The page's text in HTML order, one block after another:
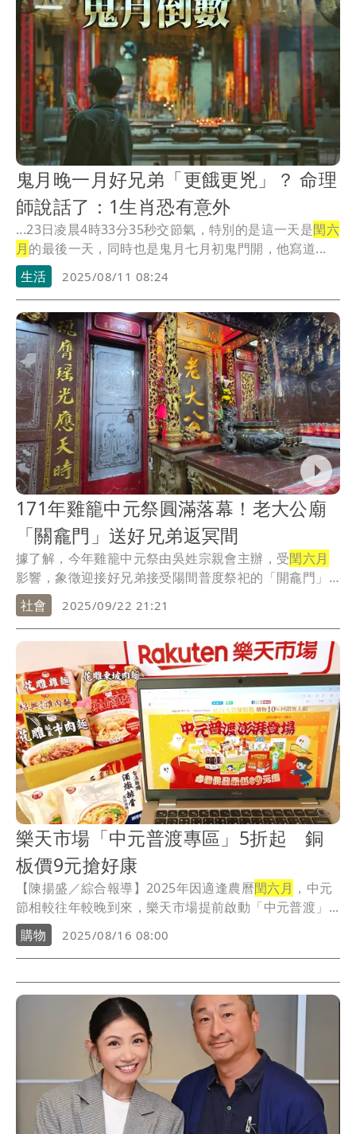
鬼月晚一月好兄弟「更餓更兇」？ 命理
師說話了：1生肖恐有意外
...23日凌晨4時33分35秒交節氣，特別的是這一天是閏六
月的最後一天，同時也是鬼月七月初鬼門開，他寫道...
生活
2025/08/11 08:24
171年雞籠中元祭圓滿落幕！老大公廟
「關龕門」送好兄弟返冥間
據了解，今年雞籠中元祭由吳姓宗親會主辦，受閏六月
影響，象徵迎接好兄弟接受陽間普度祭祀的「開龕門」
儀式...
社會 2025/09/22 21:21
樂天市場「中元普渡專區」5折起 銅
板價9元搶好康
【陳揚盛／綜合報導】2025年因適逢農曆閏六月 ，中元
節相較往年較晚到來，樂天市場提前啟動「中元普渡」...
購物
2025/08/16 08:00